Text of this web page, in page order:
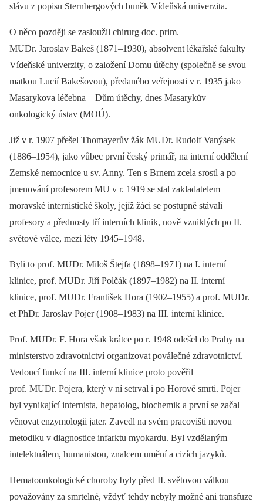
slávu z popisu Sternbergových buněk Vídeňská univerzita.
O něco později se zasloužil chirurg doc. prim.
MUDr. Jaroslav Bakeš (1871–1930), absolvent lékařské fakulty
Vídeňské univerzity, o založení Domu útěchy (společně se svou
matkou Lucií Bakešovou), předaného veřejnosti v r. 1935 jako
Masarykova léčebna –⁠ Dům útěchy, dnes Masarykův
onkologický ústav (MOÚ).
Již v r. 1907 přešel Thomayerův žák MUDr. Rudolf Vanýsek
(1886–1954), jako vůbec první český primář, na interní oddělení
Zemské nemocnice u sv. Anny. Ten s Brnem zcela srostl a po
jmenování profesorem MU v r. 1919 se stal zakladatelem
moravské internistické školy, jejíž žáci se postupně stávali
profesory a přednosty tří interních klinik, nově vzniklých po II.
světové válce, mezi léty 1945–1948.
Byli to prof. MUDr. Miloš Štejfa (1898–1971) na I. interní
klinice, prof. MUDr. Jiří Polčák (1897–1982) na II. interní
klinice, prof. MUDr. František Hora (1902–1955) a prof. MUDr.
et PhDr. Jaroslav Pojer (1908–1983) na III. interní klinice.
Prof. MUDr. F. Hora však krátce po r. 1948 odešel do Prahy na
ministerstvo zdravotnictví organizovat poválečné zdravotnictví.
Vedoucí funkcí na III. interní klinice proto pověřil
prof. MUDr. Pojera, který v ní setrval i po Horově smrti. Pojer
byl vynikající internista, hepatolog, biochemik a první se začal
věnovat enzymologii jater. Zavedl na svém pracovišti novou
metodiku v diagnostice infarktu myokardu. Byl vzdělaným
intelektuálem, humanistou, znalcem umění a cizích jazyků.
Hematoonkologické choroby byly před II. světovou válkou
považovány za smrtelné, vždyť tehdy nebyly možné ani transfuze